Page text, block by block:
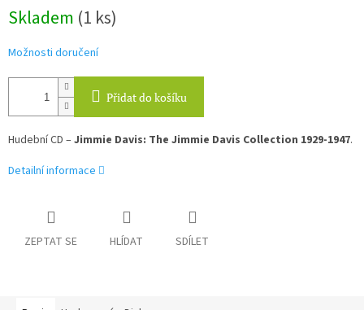
cena:
Skladem (1 ks)
Možnosti doručení
Přidat do košíku
Hudební CD –Jimmie Davis: The Jimmie Davis Collection 1929-1947.
Detailní informace
ZEPTAT SE HLÍDAT SDÍLET